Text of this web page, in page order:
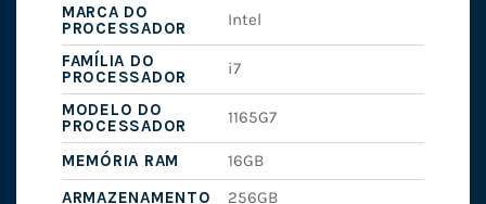
MARCA DO
PROCESSADOR
Intel
FAMÍLIA DO
PROCESSADOR
i7
MODELO DO
PROCESSADOR
1165G7
MEMÓRIA RAM
16GB
ARMAZENAMENTO
256GB